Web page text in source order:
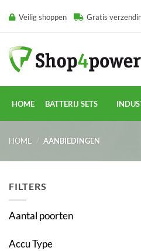
naar Veilig shoppen Gratis
HOME BATTERIJ SETS
HOME / AANBIEDINGEN
FILTERS
Aantal poorten
Accu Type